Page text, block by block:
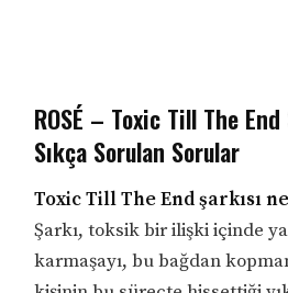
ROSÉ – Toxic Till The End
Sıkça Sorulan Sorular
Toxic Till The End şarkısı
Şarkı, toksik bir ilişki içinde
karmaşayı, bu bağdan